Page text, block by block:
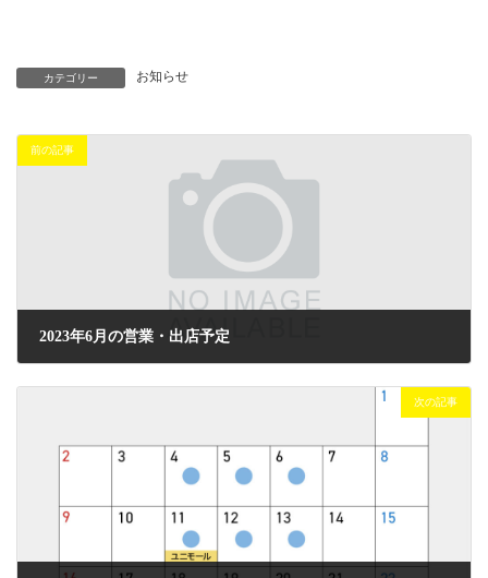
カテゴリー お知らせ
前の記事
2023年6月の営業・出店予定
次の記事